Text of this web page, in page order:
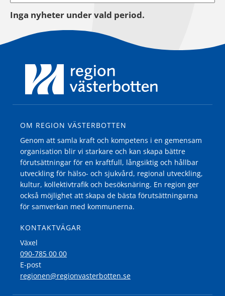
Inga nyheter under vald period.
OM REGION VÄSTERBOTTEN
Genom att samla kraft och kompetens i en gemensam
organisation blir vi starkare och kan skapa bättre
förutsättningar för en kraftfull, långsiktig och hållbar
utveckling för hälso- och sjukvård, regional utveckling,
kultur, kollektivtrafik och besöksnäring. En region ger
också möjlighet att skapa de bästa förutsättningarna
för samverkan med kommunerna.
KONTAKTVÄGAR
Växel
090-785 00 00
E-post
regionen@regionvasterbotten.se